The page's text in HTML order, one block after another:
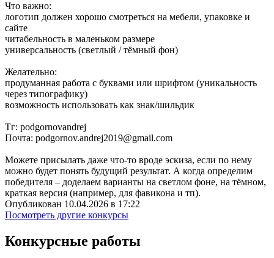
Что важно:
логотип должен хорошо смотреться на мебели, упаковке и
сайте
читабельность в маленьком размере
универсальность (светлый / тёмный фон)
Желательно:
продуманная работа с буквами или шрифтом (уникальность
через типографику)
возможность использовать как знак/шильдик
Тг: podgornovandrej
Почта: podgornov.andrej2019@gmail.com
Можете присылать даже что-то вроде эскиза, если по нему
можно будет понять будущий результат. А когда определим
победителя – доделаем варианты на светлом фоне, на тёмном,
краткая версия (например, для фавикона и тп).
Опубликован 10.04.2026 в 17:22
Посмотреть другие конкурсы
Конкурсные работы